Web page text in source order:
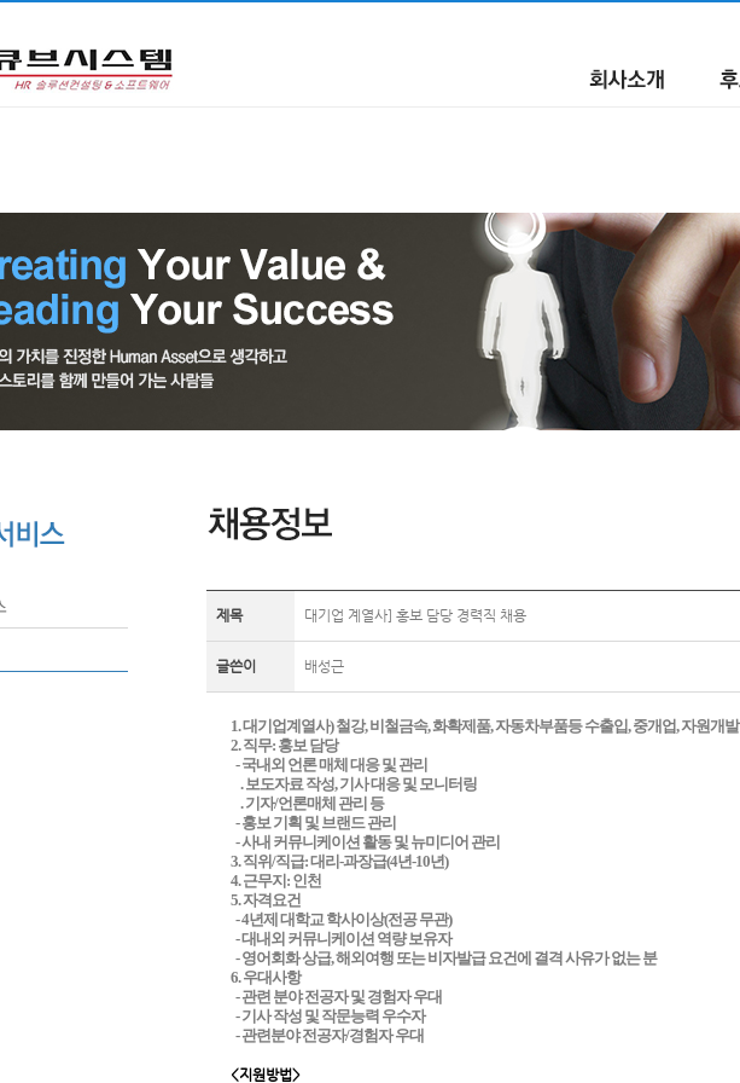
제목 대기업 계열사] 홍보 담당 경력직 채용
글쓴이 배성근
1. 대기업계열사) 철강, 비철금속, 화확제품, 자동차부품등 수출입, 중개업, 자원개발
2. 직무: 홍보 담당
- 국내외 언론 매체 대응 및 관리
. 보도자료 작성, 기사 대응 및 모니터링
. 기자/언론매체 관리 등
- 홍보 기획 및 브랜드 관리
- 사내 커뮤니케이션 활동 및 뉴미디어 관리
3. 직위/직급: 대리-과장급(4년-10년)
4. 근무지: 인천
5. 자격요건
- 4년제 대학교 학사이상(전공 무관)
- 대내외 커뮤니케이션 역량 보유자
- 영어회화 상급, 해외여행 또는 비자발급 요건에 결격 사유가 없는 분
6. 우대사항
- 관련 분야 전공자 및 경험자 우대
- 기사 작성 및 작문능력 우수자
- 관련분야 전공자/경험자 우대
<지원방법>